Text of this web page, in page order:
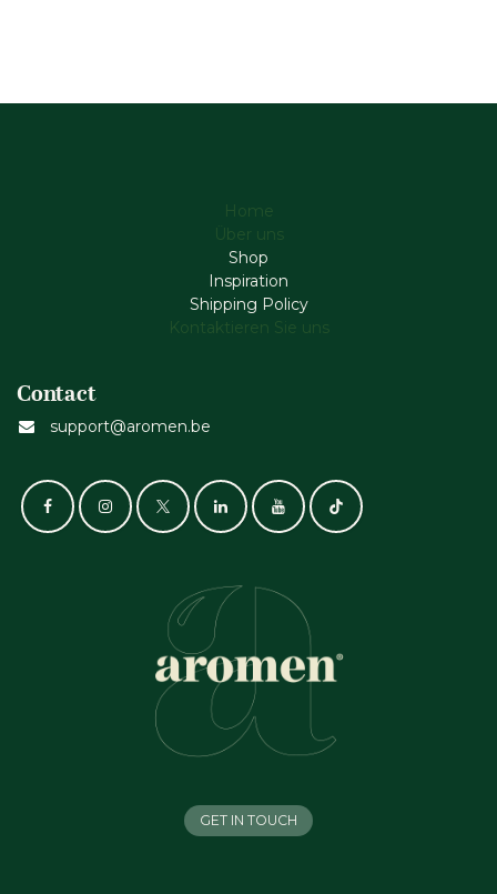
Home
Über uns
Shop
Inspiration
Shipping Policy
Kontaktieren Sie uns
Contact
support@aromen.be
GET IN TOUCH